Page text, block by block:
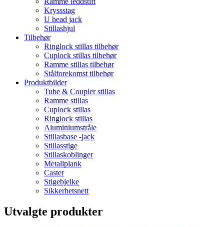
Kryssstag
U head jack
Stillashjul
Tilbehør
Ringlock stillas tilbehør
Cuplock stillas tilbehør
Ramme stillas tilbehør
Stålforekomst tilbehør
Produktbilder
Tube & Coupler stillas
Ramme stillas
Cuplock stillas
Ringlock stillas
Aluminiumstråle
Stillasbase -jack
Stillasstige
Stillaskoblinger
Metallplank
Caster
Stigebjelke
Sikkerhetsnett
Utvalgte produkter